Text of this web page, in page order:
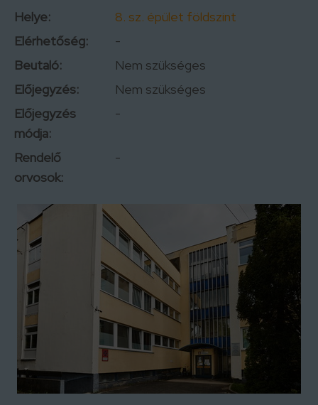
Helye:
8. sz. épület földszint
Elérhetőség:
-
Beutaló:
Nem szükséges
Előjegyzés:
Nem szükséges
Előjegyzés
módja:
-
Rendelő
orvosok:
-